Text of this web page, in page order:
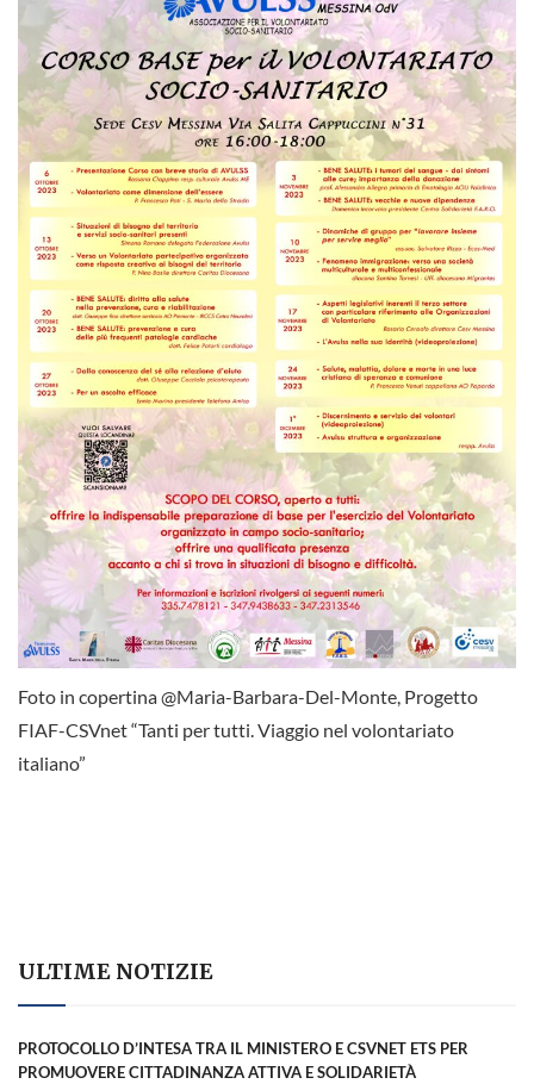
Foto in copertina @Maria-Barbara-Del-Monte, Progetto
FIAF-CSVnet “Tanti per tutti. Viaggio nel volontariato
italiano”
ULTIME NOTIZIE
PROTOCOLLO D’INTESA TRA IL MINISTERO E CSVNET ETS PER
PROMUOVERE CITTADINANZA ATTIVA E SOLIDARIETÀ